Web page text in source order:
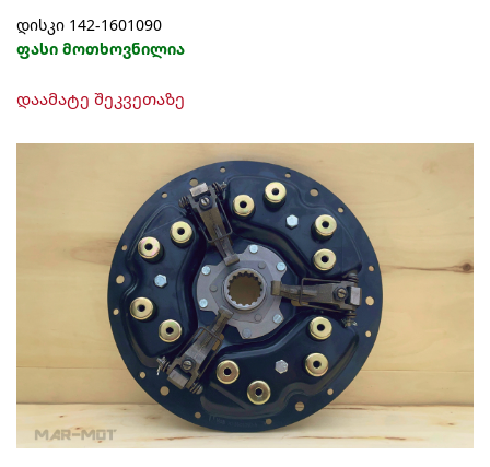
დისკი 142-1601090
ფასი მოთხოვნილია
დაამატე შეკვეთაზე